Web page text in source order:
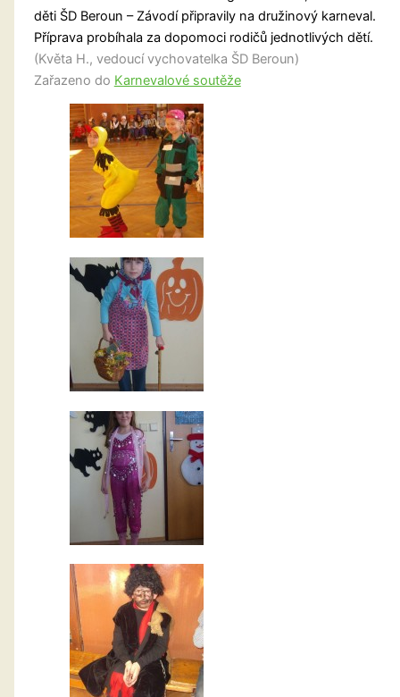
děti ŠD Beroun – Závodí připravily na družinový karneval.
Příprava probíhala za dopomoci rodičů jednotlivých dětí.
(Květa H., vedoucí vychovatelka ŠD Beroun)
Zařazeno do Karnevalové soutěže